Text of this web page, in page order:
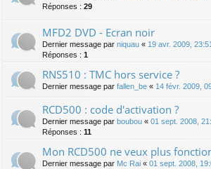
Réponses : 29
MFD2 DVD - Ecran noir
Dernier message par niquau « 19 avr. 2009, 23:51
Réponses : 1
RNS510 : TMC hors service ?
Dernier message par fallen_be « 14 févr. 2009,
RCD500 : code d'activation ?
Dernier message par boubou « 01 sept. 2008,
Réponses : 11
Mon RCD500 ne veux plus
Dernier message par Mc Rai « 01 sept. 2008,